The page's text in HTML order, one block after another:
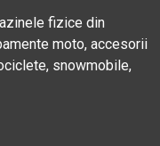
fizice din
moto, accesorii
snowmobile,